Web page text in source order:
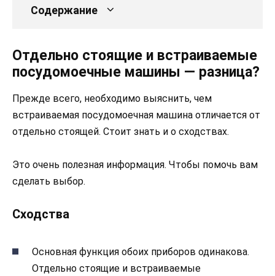
Содержание
Отдельно стоящие и встраиваемые
посудомоечные машины — разница?
Прежде всего, необходимо выяснить, чем
встраиваемая посудомоечная машина отличается от
отдельно стоящей. Стоит знать и о сходствах.
Это очень полезная информация. Чтобы помочь вам
сделать выбор.
Сходства
Основная функция обоих приборов одинакова.
Отдельно стоящие и встраиваемые